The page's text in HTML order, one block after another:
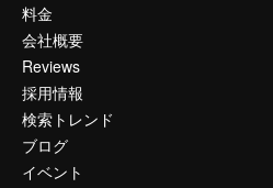
料金
会社概要
Reviews
採用情報
検索トレンド
ブログ
イベント